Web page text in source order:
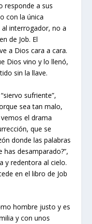
responde a sus
con la única
interrogador, no a
de Job. El
a Dios cara a cara.
Dios vino y lo llenó,
sin la llave.
sufriente”,
sea tan malo,
el drama
que se
donde las palabras
desamparado?”,
y redentora al cielo.
en el libro de Job
hombre justo y es
y con unos